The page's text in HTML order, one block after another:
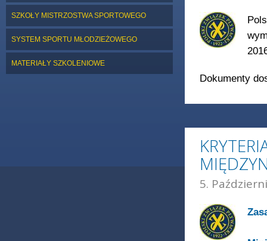
SZKOŁY MISTRZOSTWA SPORTOWEGO
SYSTEM SPORTU MŁODZIEŻOWEGO
MATERIAŁY SZKOLENIOWE
Dokumenty
5.